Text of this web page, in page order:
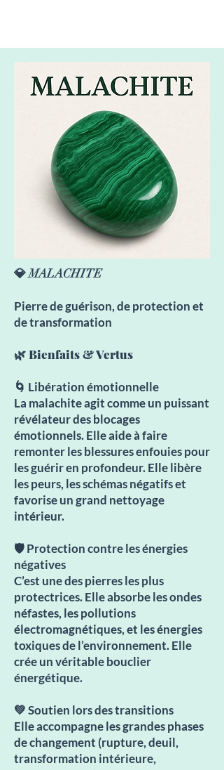
💎 MALACHITE
Pierre de guérison, de protection et
de transformation
🌿 Bienfaits & Vertus
🌀 Libération émotionnelle
La malachite agit comme un puissant
révélateur des blocages
émotionnels. Elle aide à faire
remonter les blessures enfouies pour
les guérir en profondeur. Elle libère
les peurs, les schémas négatifs et
favorise un grand nettoyage
intérieur.
🛡️ Protection contre les énergies
négatives
C’est une des pierres les plus
protectrices. Elle absorbe les ondes
néfastes, les pollutions
électromagnétiques, et les énergies
toxiques de l’environnement. Elle
crée un véritable bouclier
énergétique.
💚 Soutien lors des transitions
Elle accompagne les grandes phases
de changement (rupture, deuil,
transformation intérieure,